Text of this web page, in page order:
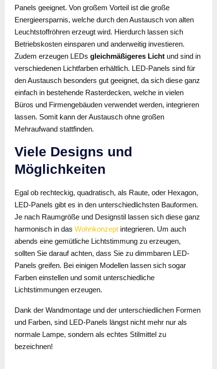
Panels geeignet. Von großem Vorteil ist die große
Energieersparnis, welche durch den Austausch von alten
Leuchtstoffröhren erzeugt wird. Hierdurch lassen sich
Betriebskosten einsparen und anderweitig investieren.
Zudem erzeugen LEDs gleichmäßigeres Licht und sind in
verschiedenen Lichtfarben erhältlich. LED-Panels sind für
den Austausch besonders gut geeignet, da sich diese ganz
einfach in bestehende Rasterdecken, welche in vielen
Büros und Firmengebäuden verwendet werden, integrieren
lassen. Somit kann der Austausch ohne großen
Mehraufwand stattfinden.
Viele Designs und
Möglichkeiten
Egal ob rechteckig, quadratisch, als Raute, oder Hexagon,
LED-Panels gibt es in den unterschiedlichsten Bauformen.
Je nach Raumgröße und Designstil lassen sich diese ganz
harmonisch in das Wohnkonzept integrieren. Um auch
abends eine gemütliche Lichtstimmung zu erzeugen,
sollten Sie darauf achten, dass Sie zu dimmbaren LED-
Panels greifen. Bei einigen Modellen lassen sich sogar
Farben einstellen und somit unterschiedliche
Lichtstimmungen erzeugen.
Dank der Wandmontage und der unterschiedlichen Formen
und Farben, sind LED-Panels längst nicht mehr nur als
normale Lampe, sondern als echtes Stilmittel zu
bezeichnen!